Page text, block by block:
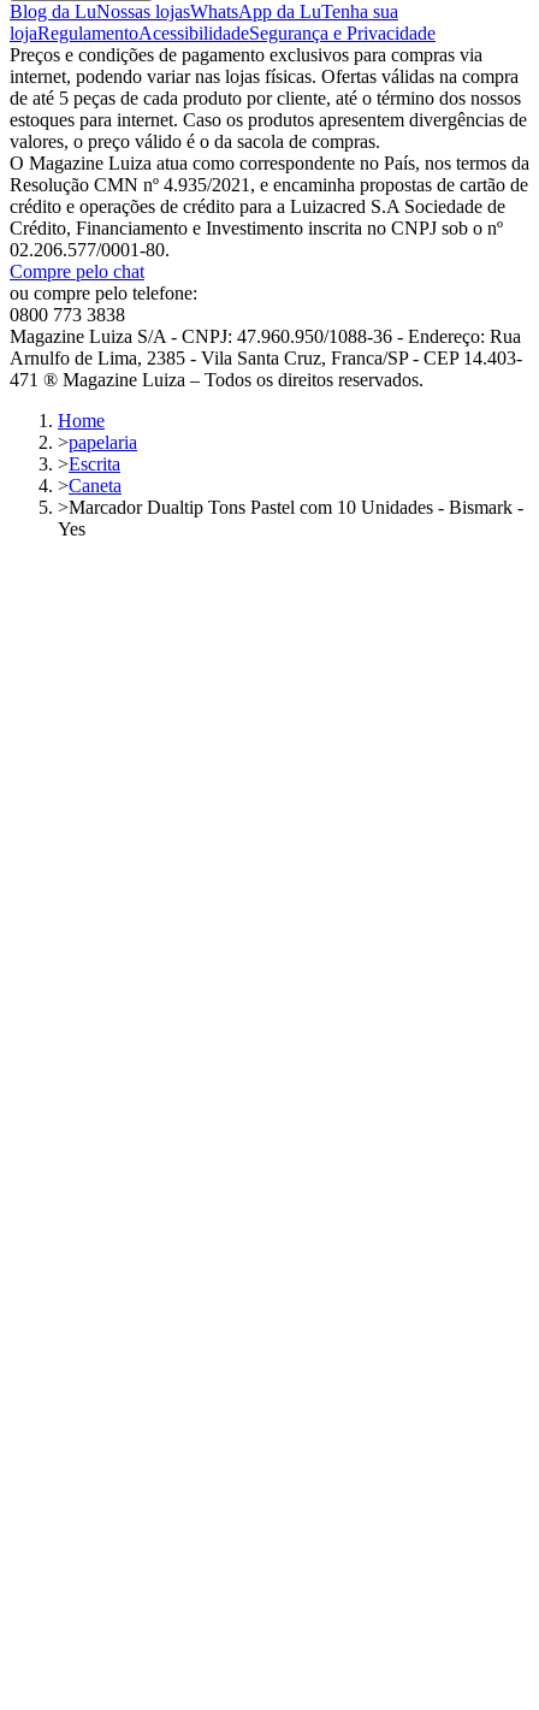
Blog da LuNossas lojasWhatsApp da LuTenha sua
lojaRegulamentoAcessibilidadeSegurança e Privacidade
Preços e condições de pagamento exclusivos para compras via
internet, podendo variar nas lojas físicas. Ofertas válidas na compra
de até 5 peças de cada produto por cliente, até o término dos nossos
estoques para internet. Caso os produtos apresentem divergências de
valores, o preço válido é o da sacola de compras.
O Magazine Luiza atua como correspondente no País, nos termos da
Resolução CMN nº 4.935/2021, e encaminha propostas de cartão de
crédito e operações de crédito para a Luizacred S.A Sociedade de
Crédito, Financiamento e Investimento inscrita no CNPJ sob o nº
02.206.577/0001-80.
Compre pelo chat
ou compre pelo telefone:
0800 773 3838
Magazine Luiza S/A - CNPJ: 47.960.950/1088-36 - Endereço: Rua
Arnulfo de Lima, 2385 - Vila Santa Cruz, Franca/SP - CEP 14.403-
471 ® Magazine Luiza – Todos os direitos reservados.
Home
>papelaria
>Escrita
>Caneta
>Marcador Dualtip Tons Pastel com 10 Unidades - Bismark -
Yes